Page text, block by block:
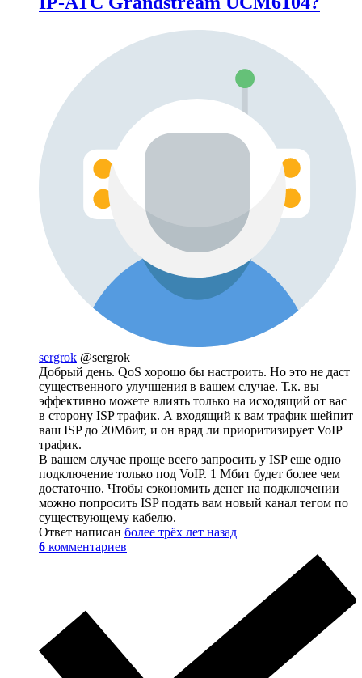
sergrok @sergrok
Добрый день. QoS хорошо бы настроить. Но это не даст
существенного улучшения в вашем случае. Т.к. вы
эффективно можете влиять только на исходящий от вас
в сторону ISP трафик. А входящий к вам трафик шейпит
ваш ISP до 20Мбит, и он вряд ли приоритизирует VoIP
трафик.
В вашем случае проще всего запросить у ISP еще одно
подключение только под VoIP. 1 Мбит будет более чем
достаточно. Чтобы сэкономить денег на подключении
можно попросить ISP подать вам новый канал тегом по
существующему кабелю.
Ответ написан более трёх лет назад
6 комментариев